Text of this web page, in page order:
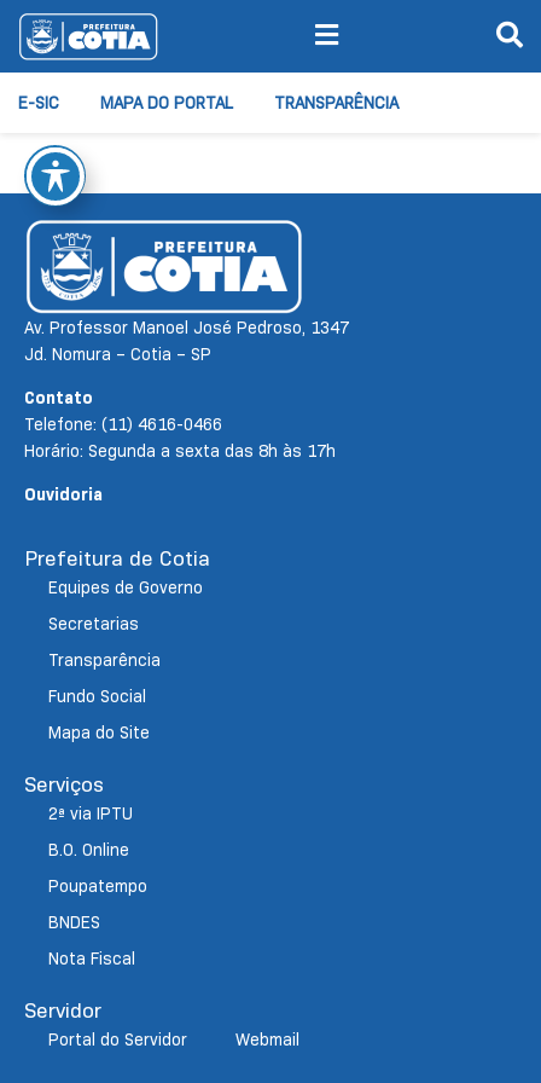
E-SIC MAPA DO PORTAL TRANSPARÊNCIA
Av. Professor Manoel José Pedroso, 1347
Jd. Nomura – Cotia – SP
Contato
Telefone: (11) 4616-0466
Horário: Segunda a sexta das 8h às 17h
Ouvidoria
Prefeitura de Cotia
Equipes de Governo
Secretarias
Transparência
Fundo Social
Mapa do Site
Serviços
2ª via IPTU
B.O. Online
Poupatempo
BNDES
Nota Fiscal
Servidor
Portal do Servidor Webmail